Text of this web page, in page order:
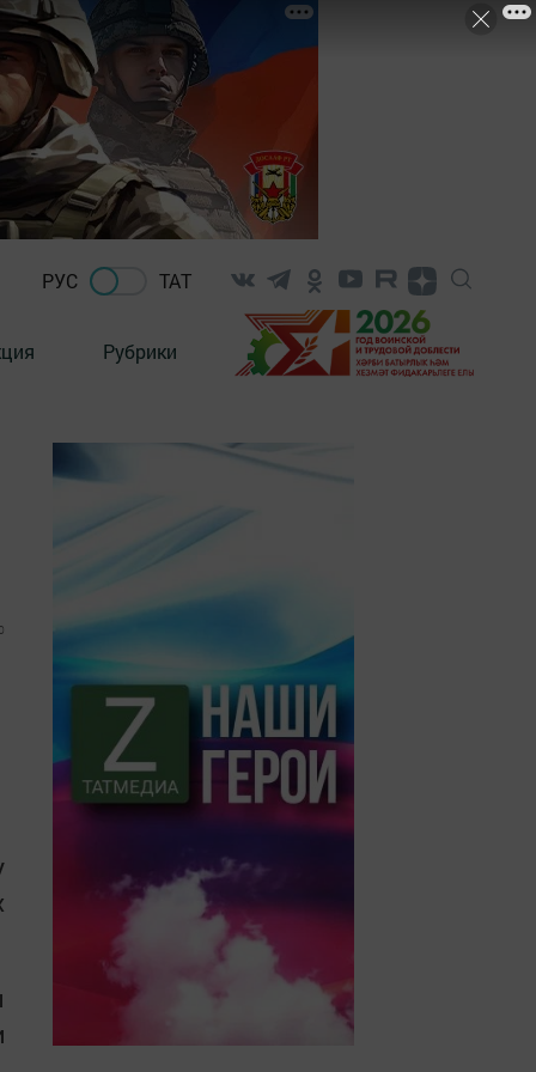
РУС ТАТ
Рубрики